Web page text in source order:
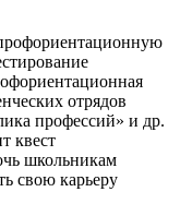
отрядов
профессий» и др.
квест
школьникам
свою карьеру